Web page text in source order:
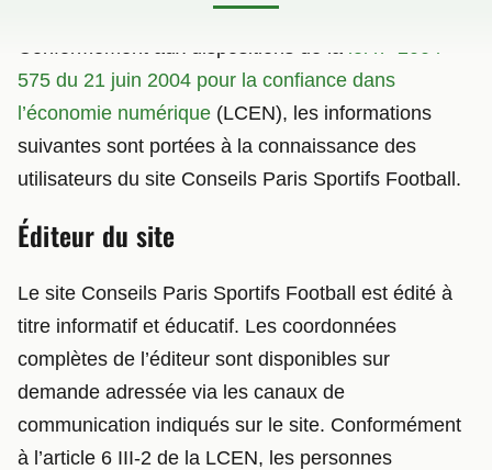
Conformément aux dispositions de la loi n° 2004-
575 du 21 juin 2004 pour la confiance dans
l’économie numérique (LCEN), les informations
suivantes sont portées à la connaissance des
utilisateurs du site Conseils Paris Sportifs Football.
Éditeur du site
Le site Conseils Paris Sportifs Football est édité à
titre informatif et éducatif. Les coordonnées
complètes de l’éditeur sont disponibles sur
demande adressée via les canaux de
communication indiqués sur le site. Conformément
à l’article 6 III-2 de la LCEN, les personnes